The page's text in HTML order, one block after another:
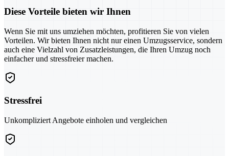
Diese Vorteile bieten wir Ihnen
Wenn Sie mit uns umziehen möchten, profitieren Sie von vielen
Vorteilen. Wir bieten Ihnen nicht nur einen Umzugsservice, sondern
auch eine Vielzahl von Zusatzleistungen, die Ihren Umzug noch
einfacher und stressfreier machen.
Stressfrei
Unkompliziert Angebote einholen und vergleichen